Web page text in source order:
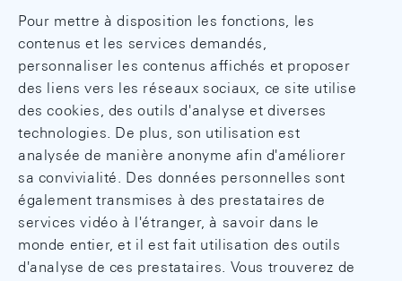
Pour mettre à disposition les fonctions, les
contenus et les services demandés,
personnaliser les contenus affichés et proposer
des liens vers les réseaux sociaux, ce site utilise
des cookies, des outils d'analyse et diverses
technologies. De plus, son utilisation est
analysée de manière anonyme afin d'améliorer
sa convivialité. Des données personnelles sont
également transmises à des prestataires de
services vidéo à l'étranger, à savoir dans le
monde entier, et il est fait utilisation des outils
d'analyse de ces prestataires. Vous trouverez de